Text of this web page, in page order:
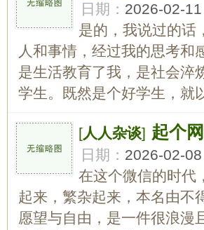
日期： 2026-02-
是的，我说过的话
人和事情，经过我的思考和
是生活教育了我，是社会淬
学生。既然是个好学生，就
[人人杂谈] 起个
日期： 2026-02-
在这个微信的时代
起来，繁杂起来，本名由不
愿望与自由，是一件很浪漫